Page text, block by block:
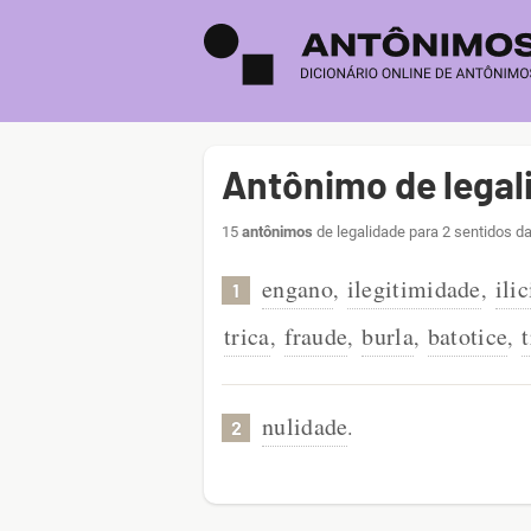
Antônimo de
15 antônimos de legalidade para 2 sentidos
1 engano, ilegitimidade,
trica, fraude, burla, batotice,
2 nulidade.